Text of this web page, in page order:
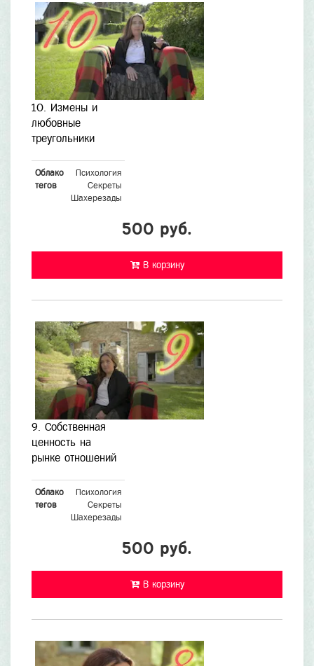
10. Измены и
любовные
треугольники
Облако
тегов
Психология
Секреты
Шахерезады
500 руб.
В корзину
9. Собственная
ценность на
рынке отношений
Облако
тегов
Психология
Секреты
Шахерезады
500 руб.
В корзину